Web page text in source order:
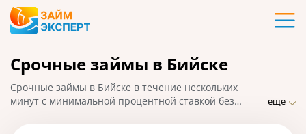
Карты
Кредиты
Ипотека
Срочные займы в Бийске
Срочные займы в Бийске в течение нескольких
минут с минимальной процентной ставкой без
еще